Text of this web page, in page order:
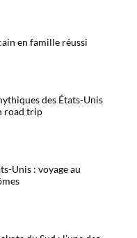
en famille réussi
des États-Unis
road trip
Unis : voyage au